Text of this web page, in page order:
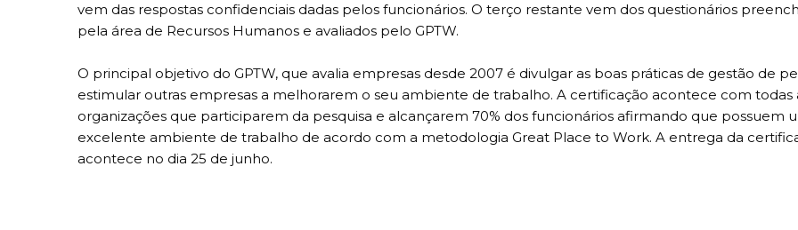
vem das respostas confidenciais dadas pelos funcionários. O terço restante vem dos questionários
pela área de Recursos Humanos e avaliados pelo GPTW.
O principal objetivo do GPTW, que avalia empresas desde 2007 é divulgar as boas práticas de gestão de
estimular outras empresas a melhorarem o seu ambiente de trabalho. A certificação acontece com todas
organizações que participarem da pesquisa e alcançarem 70% dos funcionários afirmando que possuem
excelente ambiente de trabalho de acordo com a metodologia Great Place to Work. A entrega da
acontece no dia 25 de junho.